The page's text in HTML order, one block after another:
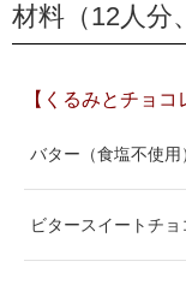
材料（12人分
【くるみとチョコ
バター（食塩不使用
ビタースイートチョ